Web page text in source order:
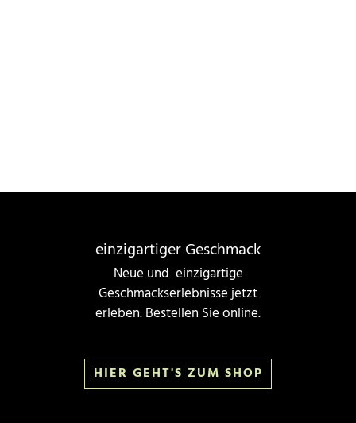
einzigartiger Geschmack
Neue und einzigartige
Geschmackserlebnisse jetzt
erleben. Bestellen Sie online.
HIER GEHT'S ZUM SHOP